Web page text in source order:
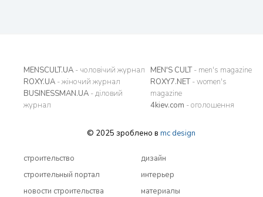
MENSCULT.UA - чоловічий журнал
ROXY.UA - жіночий журнал
BUSINESSMAN.UA - діловий
журнал
MEN'S CULT- men's magazine
ROXY7.NET- women's
magazine
4kiev.com - оголошення
© 2025 зроблено в mc design
строительство
строительный портал
новости строительства
дизайн
интерьер
материалы